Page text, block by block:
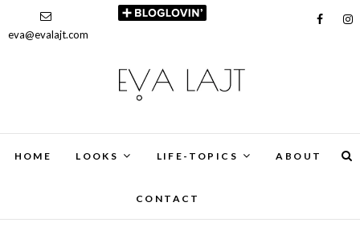
eva@evalajt.com
HOME LOOKS LIFE-TOPICS ABOUT
CONTACT